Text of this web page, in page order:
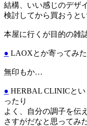
結構、いい感じのデザ
検討してから買おうと
本屋に行くが目的の雑
● LAOXとか寄ってみ
無印もか…
● HERBAL CLINICと
ったり
よく、自分の調子を伝
さすがだなと思ってみ